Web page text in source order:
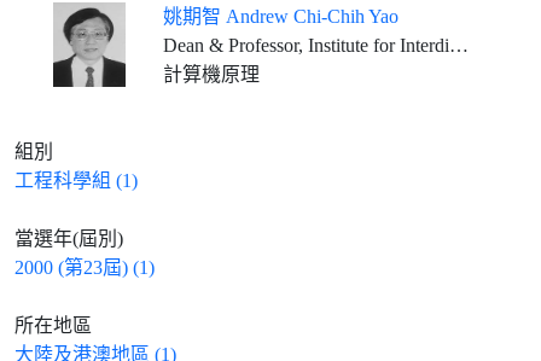
姚期智 Andrew Chi-Chih Yao
Dean & Professor, Institute for Interdisciplinary Information Sciences, Tsinghua University, Beijing
計算機原理
組別
工程科學組 (1)
當選年(屆別)
2000 (第23屆) (1)
所在地區
大陸及港澳地區 (1)